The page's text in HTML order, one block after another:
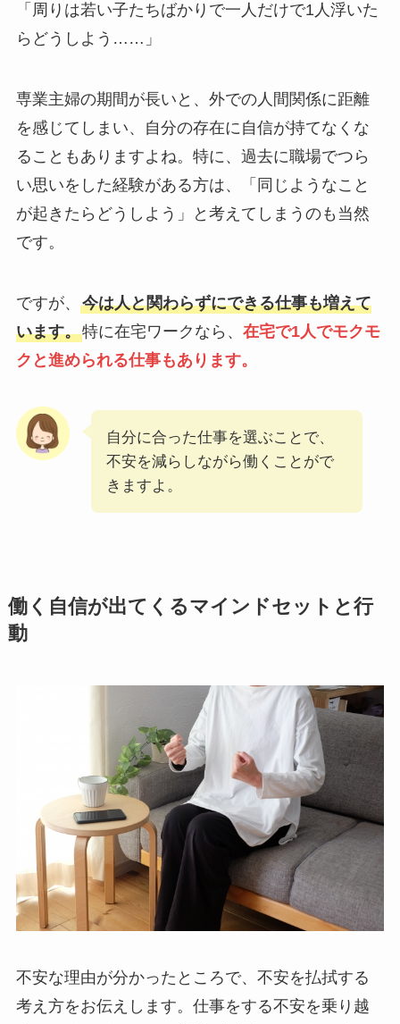
「周りは若い子たちばかりで一人だけで1人浮いた
らどうしよう……」
専業主婦の期間が長いと、外での人間関係に距離
を感じてしまい、自分の存在に自信が持てなくな
ることもありますよね。特に、過去に職場でつら
い思いをした経験がある方は、「同じようなこと
が起きたらどうしよう」と考えてしまうのも当然
です。
ですが、 今は人と関わらずにできる仕事も増えて
います。特に在宅ワークなら、 在宅で1人でモクモ
クと進められる仕事もあります。
自分に合った仕事を選ぶことで、
不安を減らしながら働くことがで
きますよ。
働く自信が出てくるマインドセットと行
動
不安な理由が分かったところで、不安を払拭する
考え方をお伝えします。仕事をする不安を乗り越